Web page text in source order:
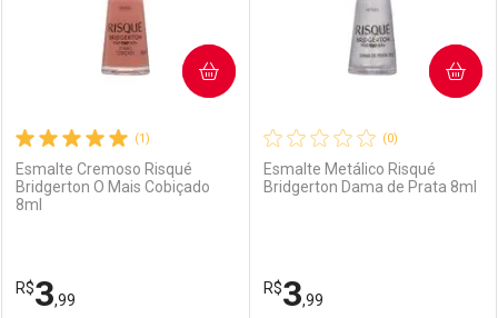
Comprar sem Desconto
Por R$ 3,99/cada
Por R$ 3,99/cada
Comprar sem Desconto
Por R$ 3,99/cada
Por R$ 3,99/cada
(1)
Esmalte Cremoso Risqué
Bridgerton O Mais Cobiçado
8ml
R$3,99
COMPRAR
(0)
Esmalte Metálico Risqué
Bridgerton Dama de Prata 8ml
R$3,99
COMPRAR